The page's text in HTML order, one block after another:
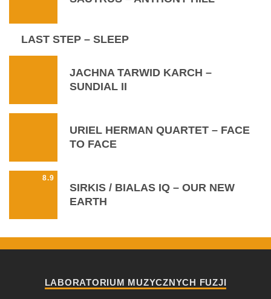
LAST STEP – SLEEP
JACHNA TARWID KARCH –
SUNDIAL II
URIEL HERMAN QUARTET – FACE
TO FACE
8.9
SIRKIS / BIALAS IQ – OUR NEW
EARTH
LABORATORIUM MUZYCZNYCH FUZJI